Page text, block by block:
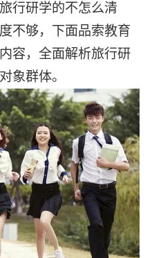
行研学的不怎么清
不够，下面品索教育
容，全面解析旅行研
象群体。